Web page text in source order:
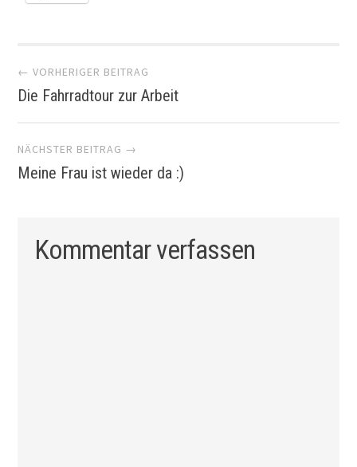
Artikel-
Navigation
← VORHERIGER BEITRAG
Die Fahrradtour zur Arbeit
NÄCHSTER BEITRAG →
Meine Frau ist wieder da :)
Kommentar verfassen